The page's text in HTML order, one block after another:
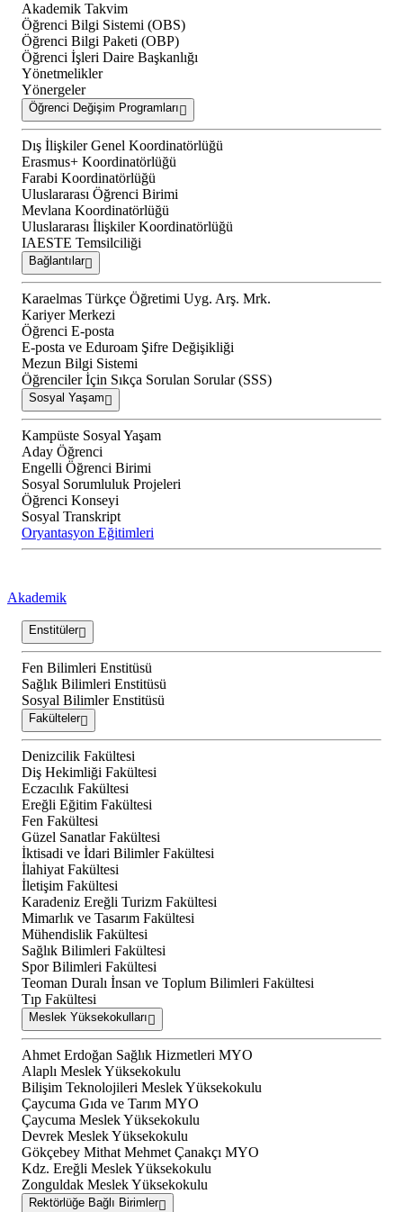
Akademik Takvim
Öğrenci Bilgi Sistemi (OBS)
Öğrenci Bilgi Paketi (OBP)
Öğrenci İşleri Daire Başkanlığı
Yönetmelikler
Yönergeler
Öğrenci Değişim Programları
Dış İlişkiler Genel Koordinatörlüğü
Erasmus+ Koordinatörlüğü
Farabi Koordinatörlüğü
Uluslararası Öğrenci Birimi
Mevlana Koordinatörlüğü
Uluslararası İlişkiler Koordinatörlüğü
IAESTE Temsilciliği
Bağlantılar
Karaelmas Türkçe Öğretimi Uyg. Arş. Mrk.
Kariyer Merkezi
Öğrenci E-posta
E-posta ve Eduroam Şifre Değişikliği
Mezun Bilgi Sistemi
Öğrenciler İçin Sıkça Sorulan Sorular (SSS)
Sosyal Yaşam
Kampüste Sosyal Yaşam
Aday Öğrenci
Engelli Öğrenci Birimi
Sosyal Sorumluluk Projeleri
Öğrenci Konseyi
Sosyal Transkript
Oryantasyon Eğitimleri
Akademik
Enstitüler
Fen Bilimleri Enstitüsü
Sağlık Bilimleri Enstitüsü
Sosyal Bilimler Enstitüsü
Fakülteler
Denizcilik Fakültesi
Diş Hekimliği Fakültesi
Eczacılık Fakültesi
Ereğli Eğitim Fakültesi
Fen Fakültesi
Güzel Sanatlar Fakültesi
İktisadi ve İdari Bilimler Fakültesi
İlahiyat Fakültesi
İletişim Fakültesi
Karadeniz Ereğli Turizm Fakültesi
Mimarlık ve Tasarım Fakültesi
Mühendislik Fakültesi
Sağlık Bilimleri Fakültesi
Spor Bilimleri Fakültesi
Teoman Duralı İnsan ve Toplum Bilimleri Fakültesi
Tıp Fakültesi
Meslek Yüksekokulları
Ahmet Erdoğan Sağlık Hizmetleri MYO
Alaplı Meslek Yüksekokulu
Bilişim Teknolojileri Meslek Yüksekokulu
Çaycuma Gıda ve Tarım MYO
Çaycuma Meslek Yüksekokulu
Devrek Meslek Yüksekokulu
Gökçebey Mithat Mehmet Çanakçı MYO
Kdz. Ereğli Meslek Yüksekokulu
Zonguldak Meslek Yüksekokulu
Rektörlüğe Bağlı Birimler